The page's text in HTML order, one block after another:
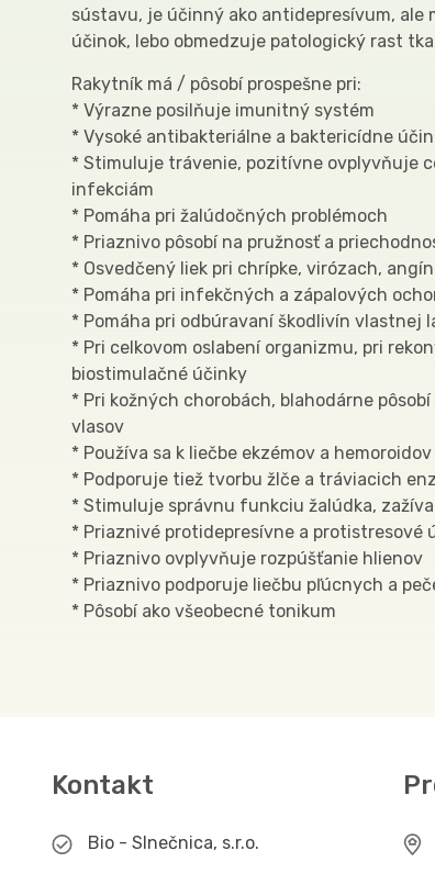
sústavu, je účinný ako antidepresívum, ale
účinok, lebo obmedzuje patologický rast
Rakytník má / pôsobí prospešne pri:
* Výrazne posilňuje imunitný systém
* Vysoké antibakteriálne a baktericídne
* Stimuluje trávenie, pozitívne ovplyvňuje
infekciám
* Pomáha pri žalúdočných problémoch
* Priaznivo pôsobí na pružnosť a
* Osvedčený liek pri chrípke, virózach,
* Pomáha pri infekčných a zápalových
* Pomáha pri odbúravaní škodlivín vlastnej
* Pri celkovom oslabení organizmu, pri
biostimulačné účinky
* Pri kožných chorobách, blahodárne
vlasov
* Používa sa k liečbe ekzémov a hemoroidov
* Podporuje tiež tvorbu žlče a tráviacich
* Stimuluje správnu funkciu žalúdka,
* Priaznivé protidepresívne a protistresové
* Priaznivo ovplyvňuje rozpúšťanie hlienov
* Priaznivo podporuje liečbu pľúcnych a
* Pôsobí ako všeobecné tonikum
Kontakt
Bio - Slnečnica, s.r.o.